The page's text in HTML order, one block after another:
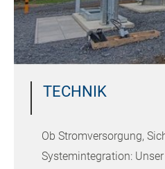
TECHNIK
Ob Stromversorgung,
Systemintegration: